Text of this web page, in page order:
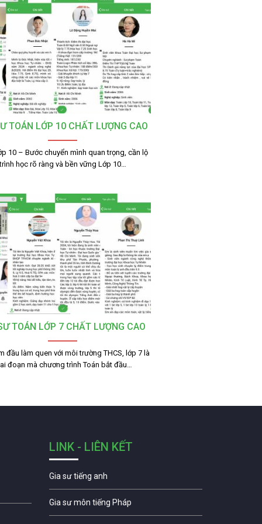
TOÁN LỚP 10 CHẤT LƯỢNG CAO
10 – Bước chuyển mình quan trọng, cần lộ
học rõ ràng và bền vững Lớp 10…
TOÁN LỚP 7 CHẤT LƯỢNG CAO
đầu làm quen với môi trường THCS, lớp 7 là
đoạn mà chương trình Toán bắt đầu…
LINK - LIÊN KẾT
Gia sư tiếng anh
Gia sư môn tiếng Pháp